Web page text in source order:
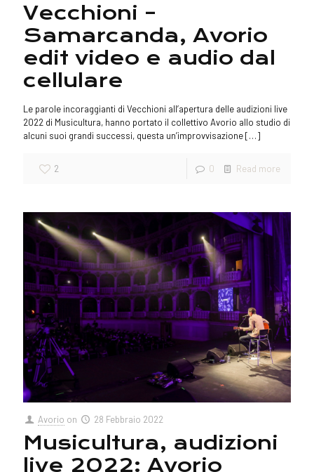
Vecchioni –
Samarcanda, Avorio
edit video e audio dal
cellulare
Le parole incoraggianti di Vecchioni all’apertura delle audizioni live
2022 di Musicultura, hanno portato il collettivo Avorio allo studio di
alcuni suoi grandi successi, questa un’improvvisazione[…]
2 0 Read more
Avorio on 28 Febbraio 2022
Musicultura, audizioni
live 2022: Avorio